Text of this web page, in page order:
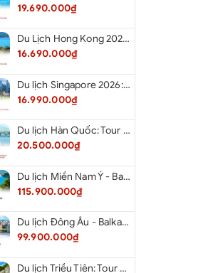
19.690.000₫
Du Lịch Hong Kong 2026: Khám phá Hong Kong - Dingding Tram - Shopping Tour từ Hà Nội
16.690.000₫
Du lịch Singapore 2026: Tour Sentosa - Madame Tussauds - Garden By The Bay - Jewel từ Hà Nội
16.990.000₫
Du lịch Hàn Quốc: Tour Busan - Gyeongju - Seoul - Đảo Nami - Tàu Điện Ven Biển Haeundae - Cầu Kính Oryukdo - Làng Văn Hóa Huinnyeoul từ Hà Nội 2026
20.500.000₫
Du lịch Miền Nam Ý - Balkan: Tour Miền Nam Ý - Albania - Montenegro - Croatia - Slovenia từ Hà Nội 2026
115.900.000₫
Du lịch Đông Âu - Balkan: Tour Đức - Slovenia - Croatia - Hungary - Slovakia - Áo - Séc từ Hà Nội 2026
99.900.000₫
Du lịch Triều Tiên: Tour Bắc Kinh - Bình Nhưỡng - Núi Myohyang - Kaesong - Bàn Môn Điếm - Đan Đông từ Hà Nội 2026